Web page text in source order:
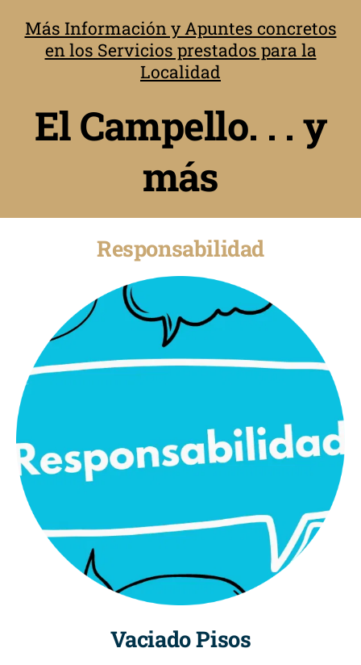
Más Información y Apuntes concretos
en los Servicios prestados para la
Localidad
El Campello. . . y
más
Responsabilidad
Vaciado Pisos